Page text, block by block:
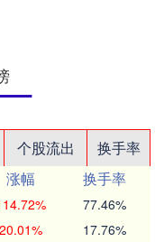
个股流出
换手率
涨幅
换手率
77.46%
20.01% 17.76%